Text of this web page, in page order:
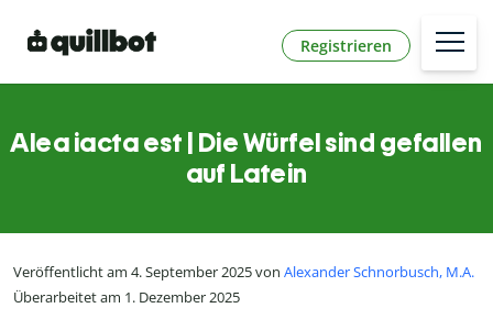
Registrieren
Alea iacta est | Die Würfel sind gefallen
auf Latein
Veröffentlicht am 4. September 2025 von Alexander Schnorbusch, M.A.
Überarbeitet am 1. Dezember 2025